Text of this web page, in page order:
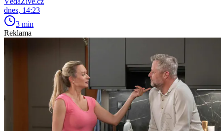
dnes, 14:23
3 min
Reklama